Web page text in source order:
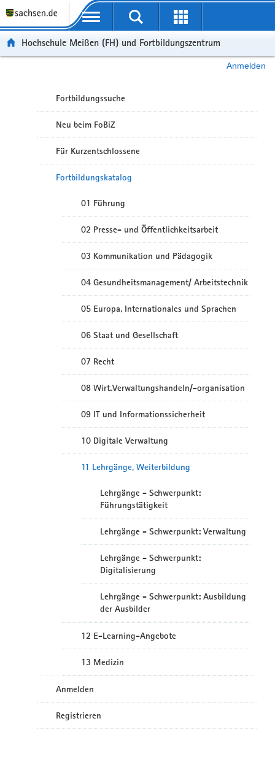
Portalübergreifende Navigation
Hochschule Meißen (FH) und Fortbildungszentrum
Anmelden
Fortbildungssuche
Neu beim FoBiZ
Für Kurzentschlossene
Fortbildungskatalog
01 Führung
02 Presse- und Öffentlichkeitsarbeit
03 Kommunikation und Pädagogik
04 Gesundheitsmanagement/ Arbeitstechnik
05 Europa, Internationales und Sprachen
06 Staat und Gesellschaft
07 Recht
08 Wirt.Verwaltungshandeln/-organisation
09 IT und Informationssicherheit
10 Digitale Verwaltung
11 Lehrgänge, Weiterbildung
Lehrgänge - Schwerpunkt:
Führungstätigkeit
Lehrgänge - Schwerpunkt: Verwaltung
Lehrgänge - Schwerpunkt:
Digitalisierung
Lehrgänge - Schwerpunkt: Ausbildung
der Ausbilder
12 E-Learning-Angebote
13 Medizin
Anmelden
Registrieren